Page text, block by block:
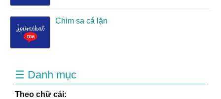
Chim sa cá lặn
☰ Danh mục
Theo chữ cái: